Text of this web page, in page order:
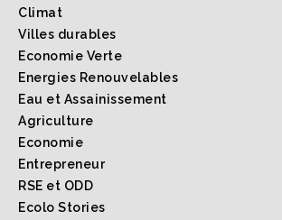
Climat
Villes durables
Economie Verte
Energies Renouvelables
Eau et Assainissement
Agriculture
Economie
Entrepreneur
RSE et ODD
Ecolo Stories